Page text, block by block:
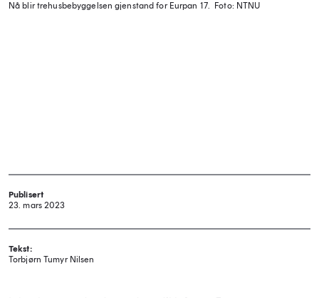
Nå blir trehusbebyggelsen gjenstand for Eurpan 17.
Foto: NTNU
Publisert
23. mars 2023
Tekst:
Torbjørn Tumyr Nilsen